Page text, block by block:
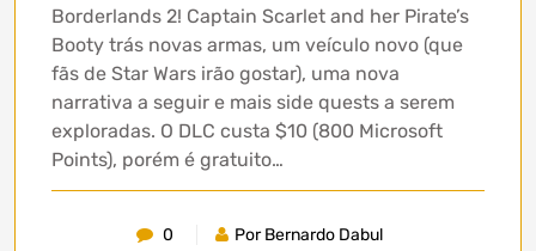
Borderlands 2! Captain Scarlet and her Pirate’s
Booty trás novas armas, um veículo novo (que
fãs de Star Wars irão gostar), uma nova
narrativa a seguir e mais side quests a serem
exploradas. O DLC custa $10 (800 Microsoft
Points), porém é gratuito…
0
Por Bernardo Dabul